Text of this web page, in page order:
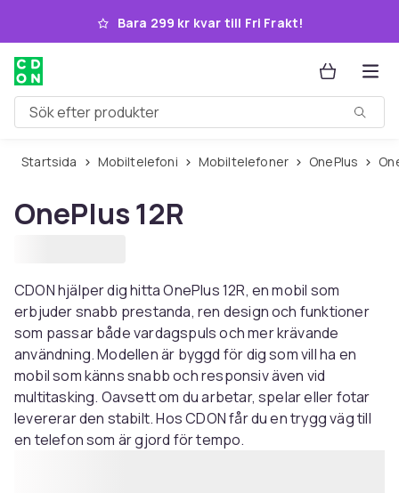
Hoppa till huvudinnehållet
Bara 299 kr kvar till Fri Frakt!
Sök efter produkter
Startsida Mobiltelefoni Mobiltelefoner OnePlus
OnePlus 12R
CDON hjälper dig hitta OnePlus 12R, en mobil som
erbjuder snabb prestanda, ren design och funktioner
som passar både vardagspuls och mer krävande
användning. Modellen är byggd för dig som vill ha en
mobil som känns snabb och responsiv även vid
multitasking. Oavsett om du arbetar, spelar eller fotar
levererar den stabilt. Hos CDON får du en trygg väg till
en telefon som är gjord för tempo.